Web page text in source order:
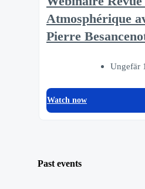
Atmosphérique
Pierre
Ungefär
Watch now
Past events